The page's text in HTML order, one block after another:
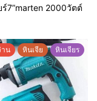
ร์7”marten 2000วัตต์
าน หินเจีย หินเจียร